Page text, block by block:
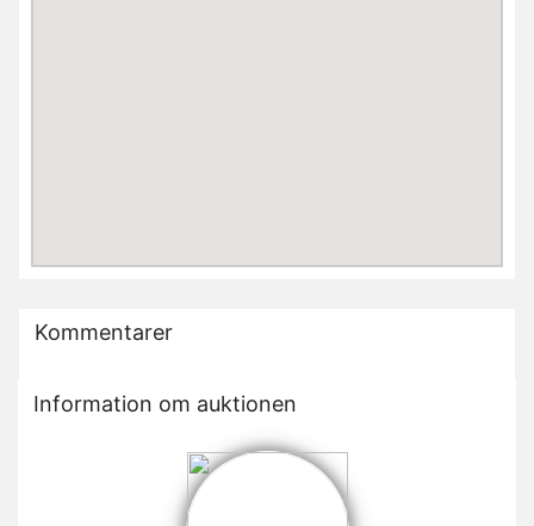
Kommentarer
Information om auktionen